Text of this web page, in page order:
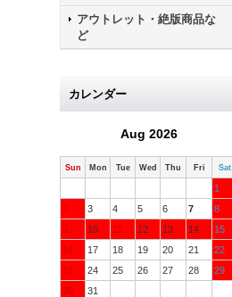
アウトレット・絶版商品な
ど
カレンダー
Aug 2026
Sun Mon Tue Wed Thu Fri Sat
1
2
3 4 5 6 7
8
9
10 11 12 13 14
15
16
17 18 19 20 21
22
23
24 25 26 27 28
29
30
31